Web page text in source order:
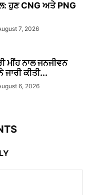
ਹੁਣ CNG ਅਤੇ PNG
7, 2026
ਮੀਂਹ ਨਾਲ ਜਨਜੀਵਨ
ਜਾਰੀ ਕੀਤੀ...
6, 2026